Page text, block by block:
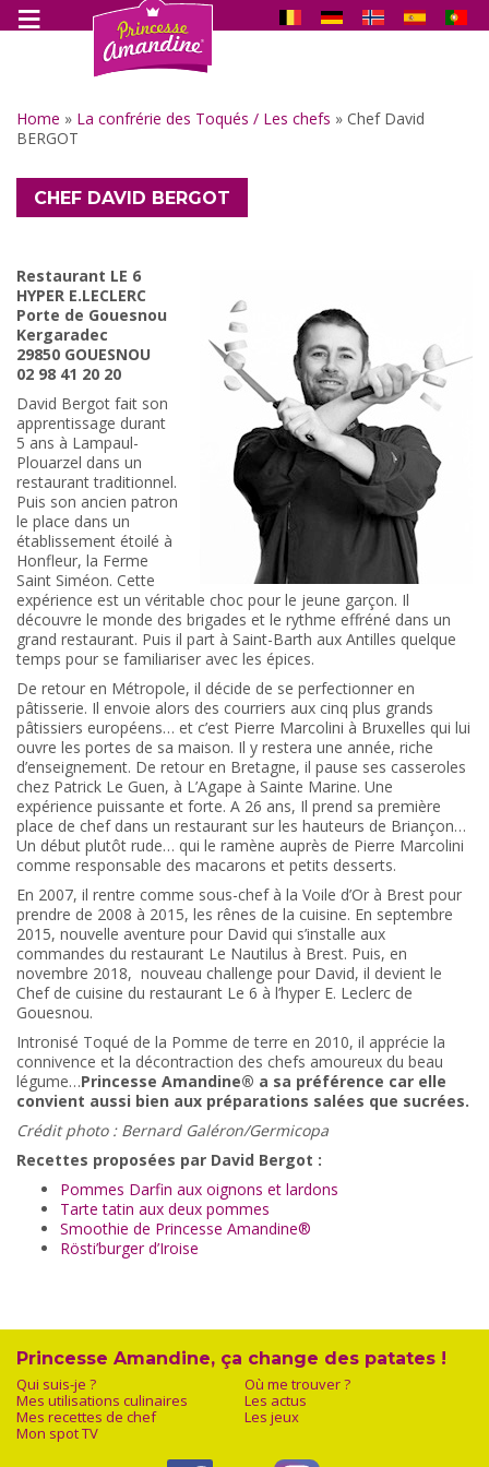
Home » La confrérie des Toqués / Les chefs » Chef David
BERGOT
CHEF DAVID BERGOT
Restaurant LE 6
HYPER E.LECLERC
Porte de Gouesnou
Kergaradec
29850 GOUESNOU
02 98 41 20 20
David Bergot fait son
apprentissage durant
5 ans à Lampaul-
Plouarzel dans un
restaurant traditionnel.
Puis son ancien patron
le place dans un
établissement étoilé à
Honfleur, la Ferme
Saint Siméon. Cette
expérience est un véritable choc pour le jeune garçon. Il
découvre le monde des brigades et le rythme effréné dans un
grand restaurant. Puis il part à Saint-Barth aux Antilles quelque
temps pour se familiariser avec les épices.
De retour en Métropole, il décide de se perfectionner en
pâtisserie. Il envoie alors des courriers aux cinq plus grands
pâtissiers européens… et c’est Pierre Marcolini à Bruxelles qui lui
ouvre les portes de sa maison. Il y restera une année, riche
d’enseignement. De retour en Bretagne, il pause ses casseroles
chez Patrick Le Guen, à L’Agape à Sainte Marine. Une
expérience puissante et forte. A 26 ans, Il prend sa première
place de chef dans un restaurant sur les hauteurs de Briançon…
Un début plutôt rude… qui le ramène auprès de Pierre Marcolini
comme responsable des macarons et petits desserts.
En 2007, il rentre comme sous-chef à la Voile d’Or à Brest pour
prendre de 2008 à 2015, les rênes de la cuisine. En septembre
2015, nouvelle aventure pour David qui s’installe aux
commandes du restaurant Le Nautilus à Brest. Puis, en
novembre 2018, nouveau challenge pour David, il devient le
Chef de cuisine du restaurant Le 6 à l’hyper E. Leclerc de
Gouesnou.
Intronisé Toqué de la Pomme de terre en 2010, il apprécie la
connivence et la décontraction des chefs amoureux du beau
légume…Princesse Amandine® a sa préférence car elle
convient aussi bien aux préparations salées que sucrées.
Crédit photo : Bernard Galéron/Germicopa
Recettes proposées par David Bergot :
Pommes Darfin aux oignons et lardons
Tarte tatin aux deux pommes
Smoothie de Princesse Amandine®
Rösti’burger d’Iroise
Princesse Amandine, ça change des patates !
Qui suis-je ?
Où me trouver ?
Mes utilisations culinaires
Les actus
Mes recettes de chef
Les jeux
Mon spot TV